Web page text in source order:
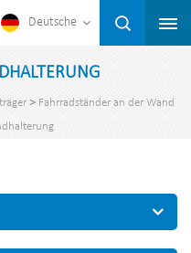
Deutsche
> Fahrradständer an der Wand